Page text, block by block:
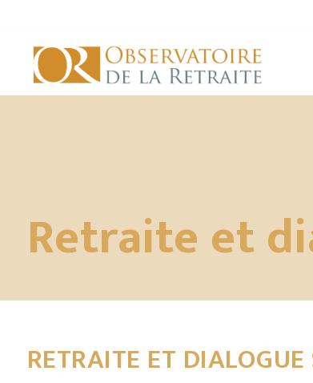
Retraite et
RETRAITE ET